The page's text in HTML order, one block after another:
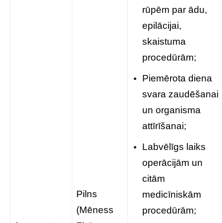
Pilns
(Mēness
rūpēm par ādu,
epilācijai,
skaistuma
procedūrām;
Piemērota diena
svara zaudēšanai
un organisma
attīrīšanai;
Labvēlīgs laiks
operācijām un
citām
medicīniskām
procedūrām;